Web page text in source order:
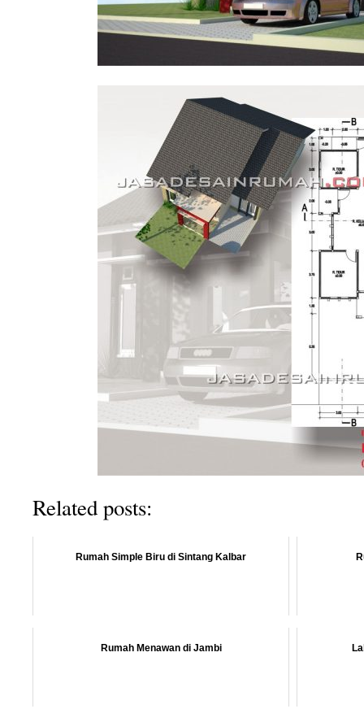
Related posts:
Rumah Simple Biru di Sintang Kalbar
Rumah Menawan di Jambi